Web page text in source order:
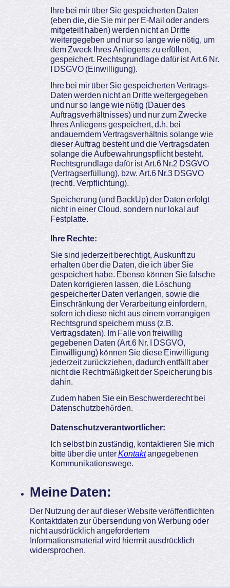
Ihre bei mir über Sie gespeicherten Daten
(eben die, die Sie mir per E-Mail oder anders
mitgeteilt haben) werden nicht an Dritte
weitergegeben und nur so lange wie nötig, um
dem Zweck Ihres Anliegens zu erfüllen,
gespeichert. Rechtsgrundlage dafür ist Art.6 Nr.
I DSGVO (Einwilligung).
Ihre bei mir über Sie gespeicherten Vertrags-
Daten werden nicht an Dritte weitergegeben
und nur so lange wie nötig (Dauer des
Auftragsverhältnisses) und nur zum Zwecke
Ihres Anliegens gespeichert, d.h. bei
andauerndem Vertragsverhältnis solange wie
dieser Auftrag besteht und die Vertragsdaten
solange die Aufbewahrungspflicht besteht.
Rechtsgrundlage dafür ist Art.6 Nr.2 DSGVO
(Vertragserfüllung), bzw. Art.6 Nr.3 DSGVO
(rechtl. Verpflichtung).
Speicherung (und BackUp) der Daten erfolgt
nicht in einer Cloud, sondern nur lokal auf
Festplatte.
Ihre Rechte:
Sie sind jederzeit berechtigt, Auskunft zu
erhalten über die Daten, die ich über Sie
gespeichert habe. Ebenso können Sie falsche
Daten korrigieren lassen, die Löschung
gespeicherter Daten verlangen, sowie die
Einschränkung der Verarbeitung einfordern,
sofern ich diese nicht aus einem vorrangigen
Rechtsgrund speichern muss (z.B.
Vertragsdaten). Im Falle von freiwillig
gegebenen Daten (Art.6 Nr. I DSGVO,
Einwilligung) können Sie diese Einwilligung
jederzeit zurückziehen, dadurch entfällt aber
nicht die Rechtmäßigkeit der Speicherung bis
dahin.
Zudem haben Sie ein Beschwerderecht bei
Datenschutzbehörden.
Datenschutzverantwortlicher:
Ich selbst bin zuständig, kontaktieren Sie mich
bitte über die unterKontaktangegebenen
Kommunikationswege.
Meine Daten:
Der Nutzung der auf dieser Website veröffentlichten
Kontaktdaten zur Übersendung von Werbung oder
nicht ausdrücklich angefordertem
Informationsmaterial wird hiermit ausdrücklich
widersprochen.